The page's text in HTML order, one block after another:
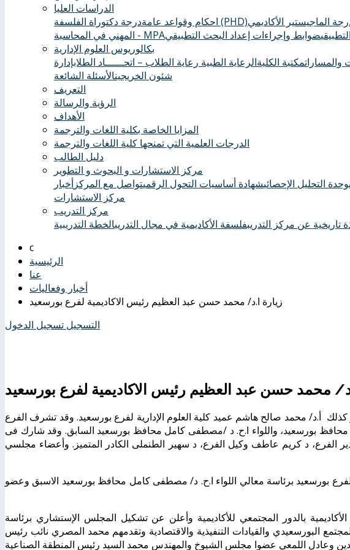
الدراسات العليا
احكام وقواعد عامة درجة دكتوراة الفلسفة (PHD)
المهني في المحاسبة - MPAضوابط وإجراءات إعداد البحث التطبيقي
بكالوريوس العلوم الإدارية
مكتبة الكليةالرعاية الطبية ‏ رعاية الطلاب – اتحــــــاد الطلابإدارة
شئون الخريجينالأسئلة الشائعة
التعريف
الرؤية والرسالة
الأهداف
المزايا الخاصة بكلية اللغات والترجمة
الدرجات العلمية التي تمنحها كلية اللغات والترجمة
دليل الطالب
مركز الاستشارات و البحوث و التطوير
وحدة التحليل الإحصائيشهادة أساسيات التحول الرقميتواصل مع المركزأخبار
مركز الاستشارات
مركز التدريب
تاريخية عن مركز التدريبفلسفة الأكاديمية في مجال التدريبالخطة التدريبية
الرئيسية
عنا
أخبار وفعاليات
زيارة ا.د/ محمد حسن عبد العظيم رئيس الاكاديمية لفرع بورسعيد
التسجيل تسجيل الدخول
محمد حسن عبد العظيم رئيس الاكاديمية لفرع بورسعيد
كذلك أ.د/ محمد صالح هاشم عميد كلية العلوم الإدارية لفرع بورسعيد. وقد تشرف الفرع
محافظ بورسعيد، واللواء ا.ح. د /مصطفى كامل محافظ بورسعيد السابق. وقد شارك فى
الفرع، د كريم عاطف وكيل الفرع، د سهير الطنملى الكادر المتميز. وأعضاء مجلسي
بورسعيد برئاسة معالي اللواء ا.ح. د/ مصطفى كامل محافظ بورسعيد الاسبق وعضو
بالدور المجتمعي للأكاديمية وأعلن عن تشكيل المجلس الإستشاري برئاسة
البورسعيدي والقيادات التنفيذية والاقتصادية وتقدمهم محمد المصري نائب رئيس
وعادل اللمعي عضوا مجلس الشيوخ والمهندس محمد السيد رئيس المنطقة الصناعية